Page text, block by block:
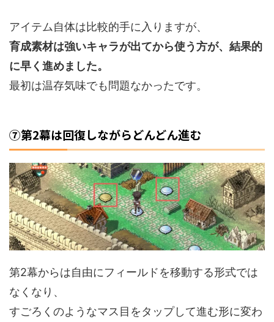
アイテム自体は比較的手に入りますが、
育成素材は強いキャラが出てから使う方が、結果的
に早く進めました。
最初は温存気味でも問題なかったです。
⑦第2幕は回復しながらどんどん進む
第2幕からは自由にフィールドを移動する形式では
なくなり、
すごろくのようなマス目をタップして進む形に変わ